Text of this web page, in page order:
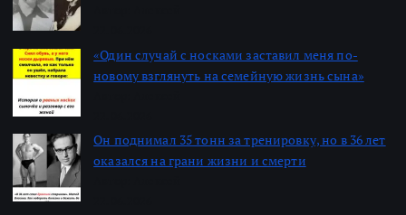
«Один случай с носками заставил меня по-
новому взглянуть на семейную жизнь сына»
Он поднимал 35 тонн за тренировку, но в 36 лет
оказался на грани жизни и смерти